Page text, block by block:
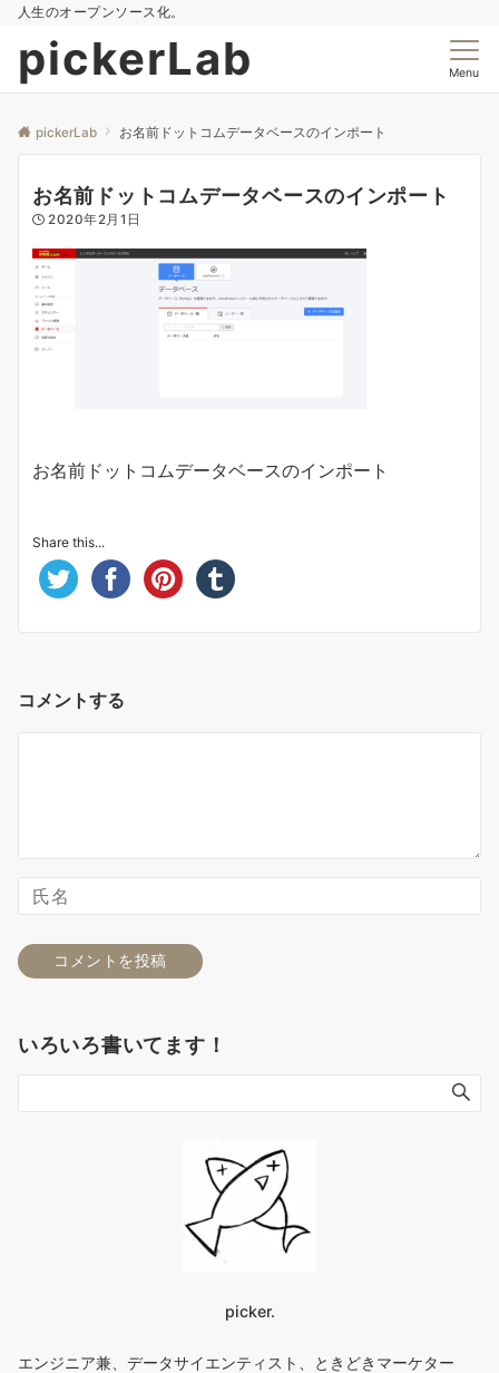
人生のオープンソース化。
pickerLab Menu
pickerLab お名前ドットコムデータベースのインポート
お名前ドットコムデータベースのインポート
2020年2月1日
お名前ドットコムデータベースのインポート
Share this...
コメントする
いろいろ書いてます！
picker.
エンジニア兼、データサイエンティスト、ときどきマーケター